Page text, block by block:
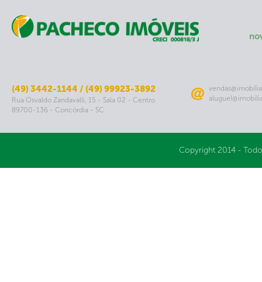
(49) 3442-1144 / (49) 99923-3892
Rua Osvaldo Zandavalli, 15 - Sala 02 - Centro
89700-136 - Concórdia - SC
Copyright 2014 -